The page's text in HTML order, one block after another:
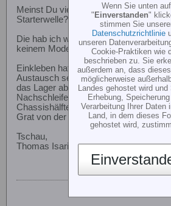
Meinst Du vielleicht die Kugellager der
Starterwelle?
Die hab ich wirklich nicht eingeklebt
keinem Modell (Freya, Sceadu) damit
Einkleben hat den gravierenden
Austausch sehr kompliziert wird. Im
das Lager aber natürlich auch nicht.
Nachschleifen der Berührungsflächen
Chassishälften zueinander - nur für
Grat von der Produktion hervorstehen
Tschau,
Thomas Isariuk
Wenn Sie unten auf
"Einverstanden"
stimmen Sie
Datenschutzrichtlinie
unseren
Cookie-Praktiken wie
beschrieben zu. Sie
außerdem an, dass
möglicherweise
Landes gehostet wird und
Erhebung,
Verarbeitung Ihrer Daten
Land, in dem dieses
gehostet wird,